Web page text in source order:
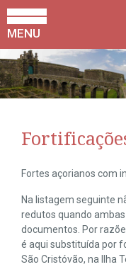
MENU
Fortes açorianos com
Na listagem seguinte
redutos quando
documentos. Por
é aqui substituída por
São Cristóvão, na Ilha